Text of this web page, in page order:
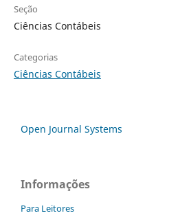
Seção
Ciências Contábeis
Categorias
Ciências Contábeis
Open Journal Systems
Informações
Para Leitores